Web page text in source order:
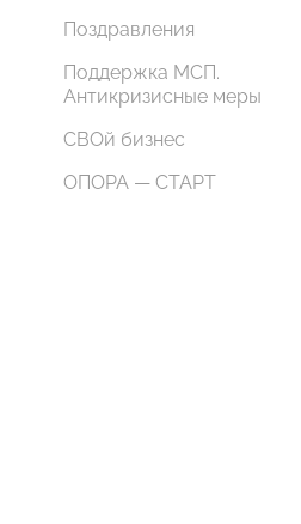
Поздравления
Поддержка МСП.
Антикризисные меры
СВОй бизнес
ОПОРА — СТАРТ